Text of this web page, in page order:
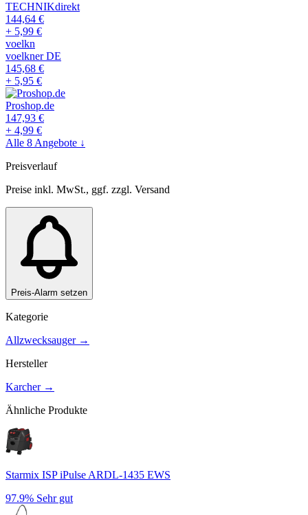
TECHNIKdirekt
144,64 €
+ 5,99 €
voelkn
voelkner DE
145,68 €
+ 5,95 €
Proshop.de
147,93 €
+ 4,99 €
Alle 8 Angebote ↓
Preisverlauf
Preise inkl. MwSt., ggf. zzgl. Versand
Preis-Alarm setzen
Kategorie
Allzwecksauger→
Hersteller
Karcher →
Ähnliche Produkte
Starmix ISP iPulse ARDL-1435 EWS
97.9% Sehr gut